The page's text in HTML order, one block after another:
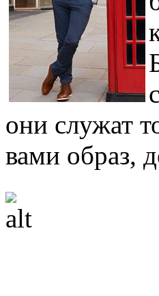
они служат
вами образ,